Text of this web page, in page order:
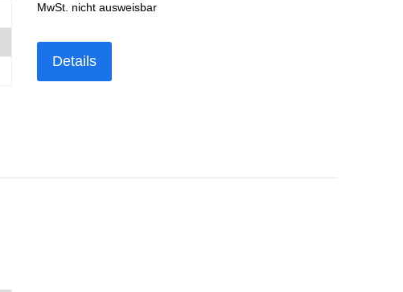
MwSt. nicht ausweisbar
Details